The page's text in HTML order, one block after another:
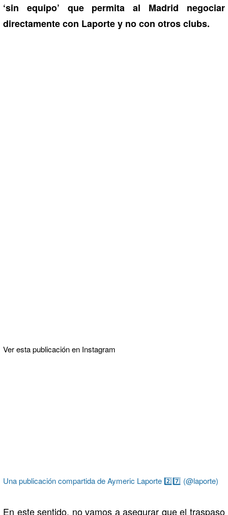
‘sin equipo’ que permita al Madrid negociar
directamente con Laporte y no con otros clubs.
Ver esta publicación en Instagram
Una publicación compartida de Aymeric Laporte 2️⃣7️⃣ (@laporte)
En este sentido, no vamos a asegurar que el traspaso